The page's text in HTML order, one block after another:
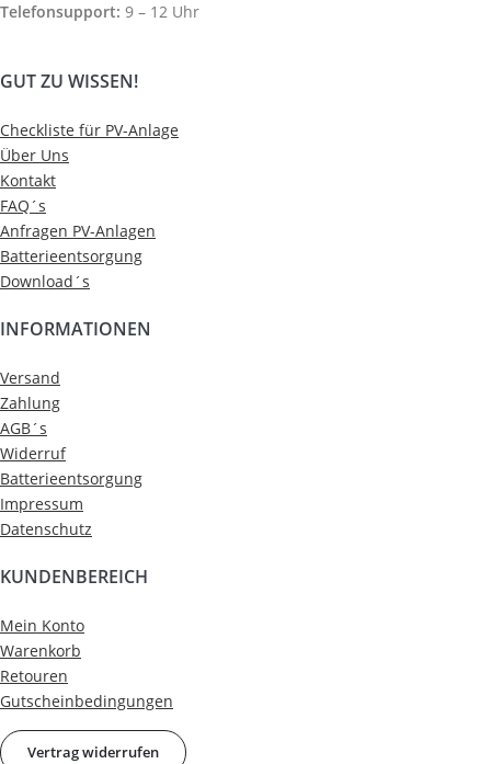
Telefonsupport: 9 – 12 Uhr
GUT ZU WISSEN!
Checkliste für PV-Anlage
Über Uns
Kontakt
FAQ´s
Anfragen PV-Anlagen
Batterieentsorgung
Download´s
INFORMATIONEN
Versand
Zahlung
AGB´s
Widerruf
Batterieentsorgung
Impressum
Datenschutz
KUNDENBEREICH
Mein Konto
Warenkorb
Retouren
Gutscheinbedingungen
Vertrag widerrufen